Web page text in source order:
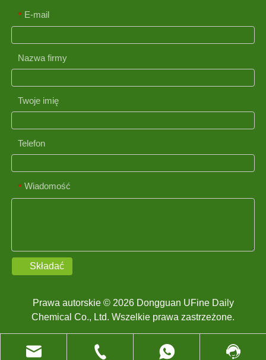
* E-mail
Nazwa firmy
Twoje imię
Telefon
* Wiadomość
Składać
Prawa autorskie © 2026 Dongguan UFine Daily
Chemical Co., Ltd. Wszelkie prawa zastrzeżone.